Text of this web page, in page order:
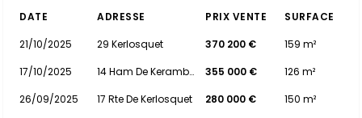
DATE ADRESSE PRIX VENTE
SURFACE
21/10/2025
29 Kerlosquet 370 200 €
159 m²
17/10/2025
14 Ham De Kerambeuz 355 000 €
126 m²
26/09/2025
17 Rte De Kerlosquet 280 000 €
150 m²